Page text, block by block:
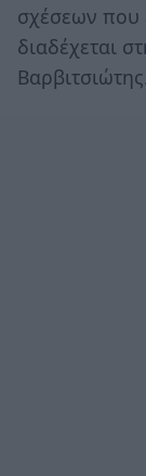
σχέσεων που
διαδέχεται
Βαρβιτσιώτης.